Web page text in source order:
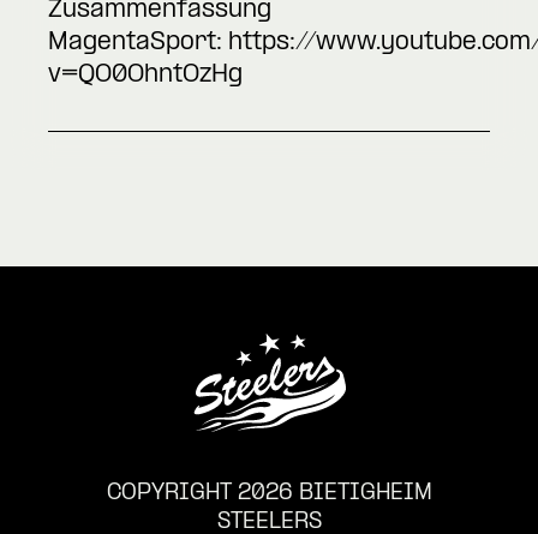
Zusammenfassung
MagentaSport: https://
v=QO0OhntOzHg
COPYRIGHT 2026 BIETIGHEIM
STEELERS